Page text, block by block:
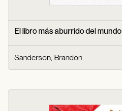
El libro más aburrido del mundo
Sanderson, Brandon